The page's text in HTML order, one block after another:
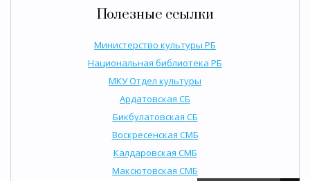
Полезные ссылки
Министерство культуры РБ
Национальная библиотека РБ
МКУ Отдел культуры
Ардатовская СБ
Бикбулатовская СБ
Воскресенская СМБ
Калдаровская СМБ
Максютовская СМБ